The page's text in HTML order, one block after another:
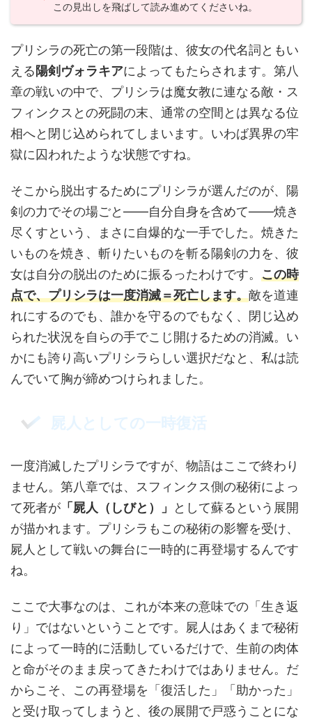
この見出しを飛ばして読み進めてくださいね。
プリシラの死亡の第一段階は、彼女の代名詞ともい
える陽剣ヴォラキアによってもたらされます。第八
章の戦いの中で、プリシラは魔女教に連なる敵・ス
フィンクスとの死闘の末、通常の空間とは異なる位
相へと閉じ込められてしまいます。いわば異界の牢
獄に囚われたような状態ですね。
そこから脱出するためにプリシラが選んだのが、陽
剣の力でその場ごと——自分自身を含めて——焼き
尽くすという、まさに自爆的な一手でした。焼きた
いものを焼き、斬りたいものを斬る陽剣の力を、彼
女は自分の脱出のために振るったわけです。 この時
点で、プリシラは一度消滅＝死亡します。敵を道連
れにするのでも、誰かを守るのでもなく、閉じ込め
られた状況を自らの手でこじ開けるための消滅。い
かにも誇り高いプリシラらしい選択だなと、私は読
んでいて胸が締めつけられました。
屍人としての一時復活
一度消滅したプリシラですが、物語はここで終わり
ません。第八章では、スフィンクス側の秘術によっ
て死者が 「屍人（しびと）」
として蘇るという展開
が描かれます。プリシラもこの秘術の影響を受け、
屍人として戦いの舞台に一時的に再登場するんです
ね。
ここで大事なのは、これが本来の意味での「生き返
り」ではないということです。屍人はあくまで秘術
によって一時的に活動しているだけで、生前の肉体
と命がそのまま戻ってきたわけではありません。だ
からこそ、この再登場を「復活した」「助かった」
と受け取ってしまうと、後の展開で戸惑うことにな